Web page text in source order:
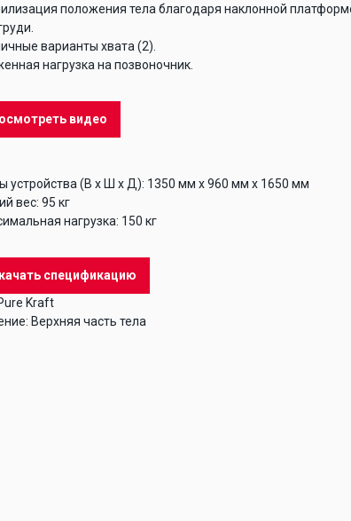
положения тела благодаря наклонной
варианты хвата (2).
нагрузка на позвоночник.
видео
устройства (В x Ш x Д): 1350 мм x 960 мм x 1650 мм
вес: 95 кг
нагрузка: 150 кг
спецификацию
Kraft
Верхняя часть тела